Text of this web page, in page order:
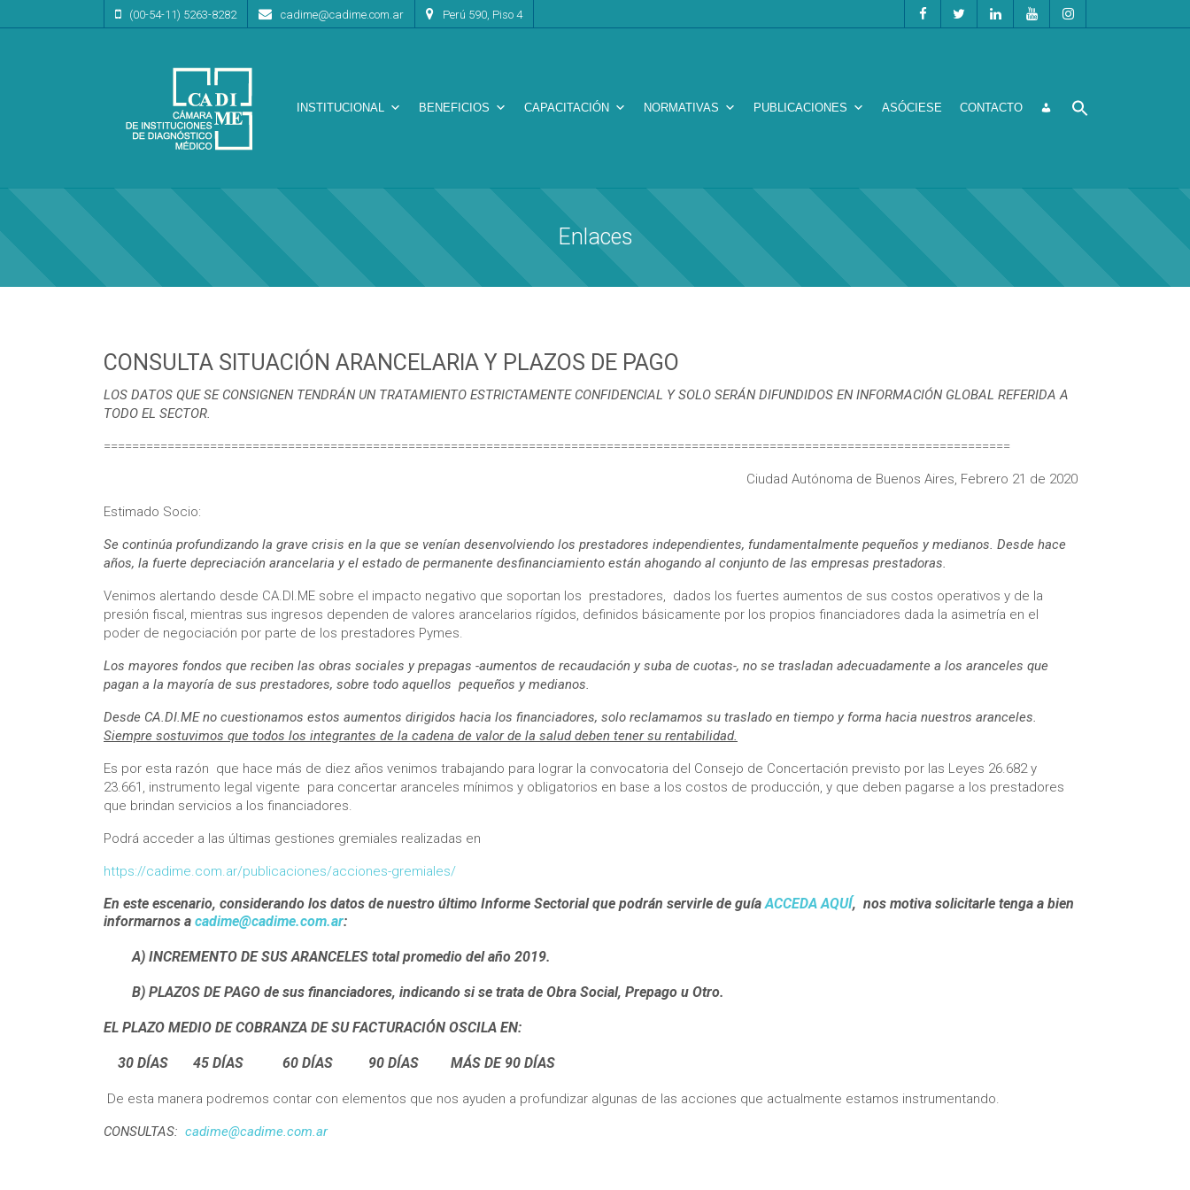
(00-54-11) 5263-8282 cadime@cadime.com.ar Perú 590, Piso 4
CA.DI.ME.
Cámara de Instituciones de Diagnóstico Médico
INSTITUCIONAL BENEFICIOS CAPACITACIÓN NORMATIVAS PUBLICACIONES ASÓCIESE CONTACTO
Enlaces
CONSULTA SITUACIÓN ARANCELARIA Y PLAZOS DE PAGO
LOS DATOS QUE SE CONSIGNEN TENDRÁN UN TRATAMIENTO ESTRICTAMENTE CONFIDENCIAL Y SOLO SERÁN DIFUNDIDOS EN INFORMACIÓN GLOBAL REFERIDA A
TODO EL SECTOR.
================================================================================================================================
Ciudad Autónoma de Buenos Aires, Febrero 21 de 2020
Estimado Socio:
Se continúa profundizando la grave crisis en la que se venían desenvolviendo los prestadores independientes, fundamentalmente pequeños y medianos. Desde hace
años, la fuerte depreciación arancelaria y el estado de permanente desfinanciamiento están ahogando al conjunto de las empresas prestadoras.
Venimos alertando desde CA.DI.ME sobre el impacto negativo que soportan los prestadores, dados los fuertes aumentos de sus costos operativos y de la
presión fiscal, mientras sus ingresos dependen de valores arancelarios rígidos, definidos básicamente por los propios financiadores dada la asimetría en el
poder de negociación por parte de los prestadores Pymes.
Los mayores fondos que reciben las obras sociales y prepagas -aumentos de recaudación y suba de cuotas-, no se trasladan adecuadamente a los aranceles que
pagan a la mayoría de sus prestadores, sobre todo aquellos pequeños y medianos.
Desde CA.DI.ME no cuestionamos estos aumentos dirigidos hacia los financiadores, solo reclamamos su traslado en tiempo y forma hacia nuestros aranceles.
Siempre sostuvimos que todos los integrantes de la cadena de valor de la salud deben tener su rentabilidad.
Es por esta razón que hace más de diez años venimos trabajando para lograr la convocatoria del Consejo de Concertación previsto por las Leyes 26.682 y
23.661, instrumento legal vigente para concertar aranceles mínimos y obligatorios en base a los costos de producción, y que deben pagarse a los prestadores
que brindan servicios a los financiadores.
Podrá acceder a las últimas gestiones gremiales realizadas en
https://cadime.com.ar/publicaciones/acciones-gremiales/
En este escenario, considerando los datos de nuestro último Informe Sectorial que podrán servirle de guíaACCEDA AQUÍ, nos motiva solicitarle tenga a bien
informarnos a cadime@cadime.com.ar:
A) INCREMENTO DE SUS ARANCELES total promedio del año 2019.
B) PLAZOS DE PAGO de sus financiadores, indicando si se trata de Obra Social, Prepago u Otro.
EL PLAZO MEDIO DE COBRANZA DE SU FACTURACIÓN OSCILA EN:
30 DÍAS 45 DÍAS 60 DÍAS 90 DÍAS MÁS DE 90 DÍAS
De esta manera podremos contar con elementos que nos ayuden a profundizar algunas de las acciones que actualmente estamos instrumentando.
CONSULTAS: cadime@cadime.com.ar